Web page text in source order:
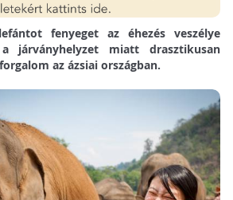
fenyeget az éhezés veszélye
járványhelyzet miatt drasztikusan
az ázsiai országban.